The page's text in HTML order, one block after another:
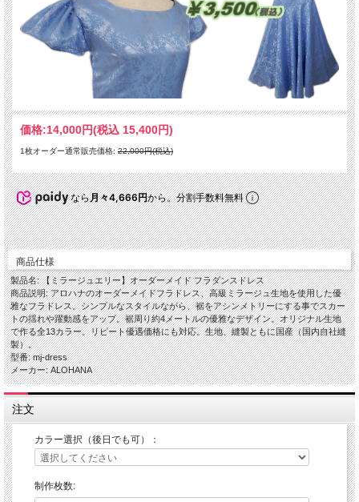
価格:14,000円(税込 15,400円)
1枚オーダー通常販売価格: 22,000円(税込)
なら月々4,666円から。分割手数料無料
商品仕様
製品名: 【ミラージュエリー】オーダーメイド フラダンスドレス
商品説明: アロハナのオーダーメイドフラドレス、高級ミラージュ生地を使用した優
雅なフラドレス。シンプルなスタイルながら、裾をアシンメトリーにする事でスカー
トの揺れや躍動感をアップ。裾周り約4メートルの優雅なデザイン。オリジナル生地
で作る全13カラー。リピート優遇価格にも対応。生地、縫製ともに国産（国内自社縫
製）。
型番: mj-dress
メーカー: ALOHANA
注文
カラー選択（後日でも可）：
制作枚数: